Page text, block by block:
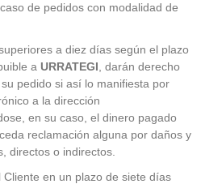
de pedidos con modalidad de
a diez días según el plazo
a URRATEGI , darán derecho
pedido si así lo manifiesta por
a la dirección
en su caso, el dinero pagado
reclamación alguna por daños y
directos o indirectos.
en un plazo de siete días